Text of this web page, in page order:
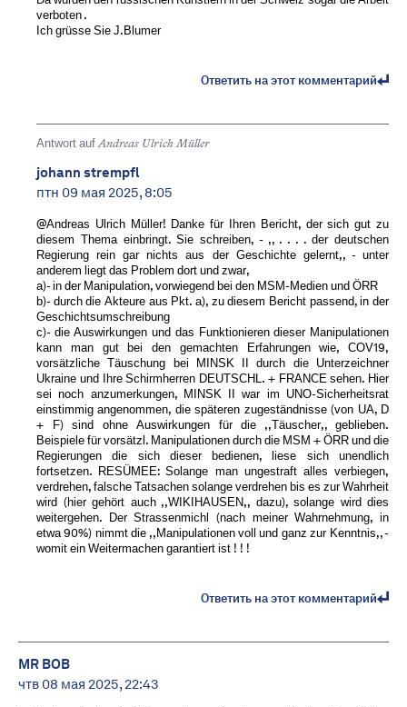
verboten .
Ich grüsse Sie J.Blumer
Ответить на этот комментарий
Antwort auf Andreas Ulrich Müller
johann strempfl
птн 09 мая 2025, 8:05
@Andreas Ulrich Müller! Danke für Ihren Bericht, der sich gut zu
diesem Thema einbringt. Sie schreiben, - ,, . . . . der deutschen
Regierung rein gar nichts aus der Geschichte gelernt,, - unter
anderem liegt das Problem dort und zwar,
a)- in der Manipulation, vorwiegend bei den MSM-Medien und ÖRR
b)- durch die Akteure aus Pkt. a), zu diesem Bericht passend, in der
Geschichtsumschreibung
c)- die Auswirkungen und das Funktionieren dieser Manipulationen
kann man gut bei den gemachten Erfahrungen wie, COV19,
vorsätzliche Täuschung bei MINSK II durch die Unterzeichner
Ukraine und Ihre Schirmherren DEUTSCHL. + FRANCE sehen. Hier
sei noch anzumerkungen, MINSK II war im UNO-Sicherheitsrat
einstimmig angenommen, die späteren zugeständnisse (von UA, D
+ F) sind ohne Auswirkungen für die ,,Täuscher,, geblieben.
Beispiele für vorsätzl. Manipulationen durch die MSM + ÖRR und die
Regierungen die sich dieser bedienen, liese sich unendlich
fortsetzen. RESÜMEE: Solange man ungestraft alles verbiegen,
verdrehen, falsche Tatsachen solange verdrehen bis es zur Wahrheit
wird (hier gehört auch ,,WIKIHAUSEN,, dazu), solange wird dies
weitergehen. Der Strassenmichl (nach meiner Wahrnehmung, in
etwa 90%) nimmt die ,,Manipulationen voll und ganz zur Kenntnis,, -
womit ein Weitermachen garantiert ist ! ! !
Ответить на этот комментарий
MR BOB ️
чтв 08 мая 2025, 22:43